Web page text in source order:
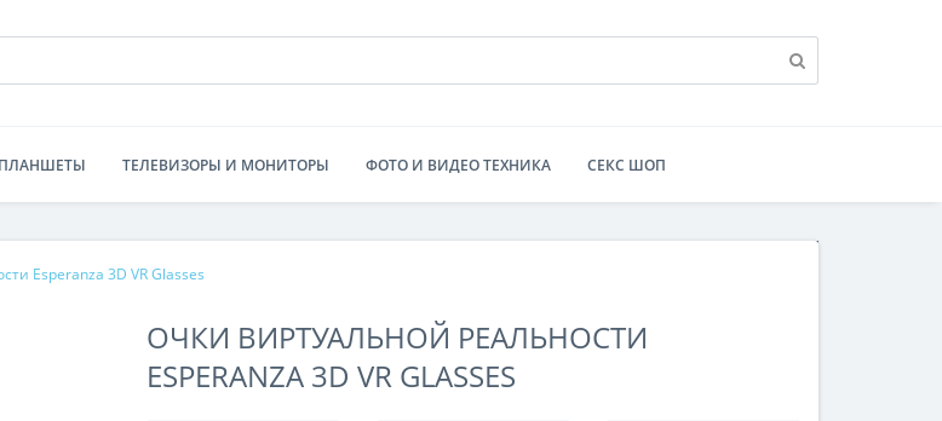
ТЕЛЕВИЗОРЫ И МОНИТОРЫ ФОТО И ВИДЕО ТЕХНИКА СЕКС ШОП
Esperanza 3D VR Glasses
ОЧКИ ВИРТУАЛЬНОЙ РЕАЛЬНОСТИ
ESPERANZA 3D VR GLASSES